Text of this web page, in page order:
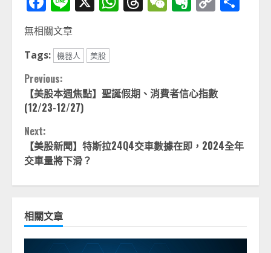
無相關文章
Tags: 機器人 美股
Continue
Reading
Previous:
【美股本週焦點】聖誕假期、消費者信心指數
(12/23-12/27)
Next:
【美股新聞】特斯拉24Q4交車數據在即，2024全年
交車量將下滑？
相關文章